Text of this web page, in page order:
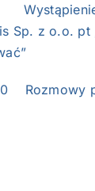
Sp. z o.o.
Rozmowy